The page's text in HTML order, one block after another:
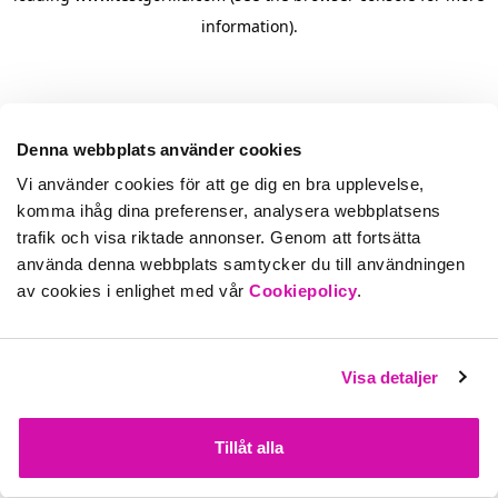
Denna webbplats använder cookies
Vi använder cookies för att ge dig en bra upplevelse,
komma ihåg dina preferenser, analysera webbplatsens
trafik och visa riktade annonser. Genom att fortsätta
använda denna webbplats samtycker du till användningen
av cookies i enlighet med vår Cookiepolicy.
Visa detaljer
Tillåt alla
information).